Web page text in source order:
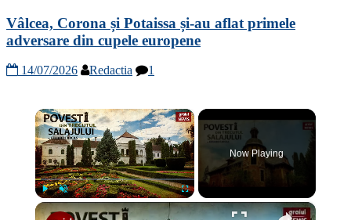
Vâlcea, Corona și Potaissa și-au aflat primele
adversare din cupele europene
14/07/2026 Redactia 1
×
Play Unmute Fullscreen
Now Playing
×